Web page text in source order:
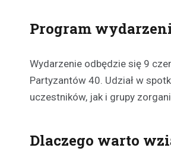
Program
Wydarzenie odbędzie się 9
Partyzantów 40. Udział w
uczestników, jak i grupy
Dlaczego warto